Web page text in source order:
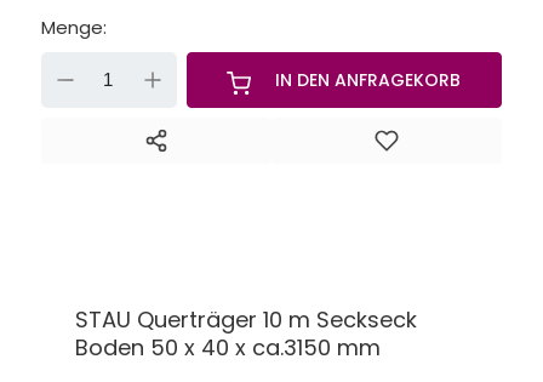
Menge:
IN DEN ANFRAGEKORB
STAU Querträger 10 m Seckseck
Boden 50 x 40 x ca.3150 mm